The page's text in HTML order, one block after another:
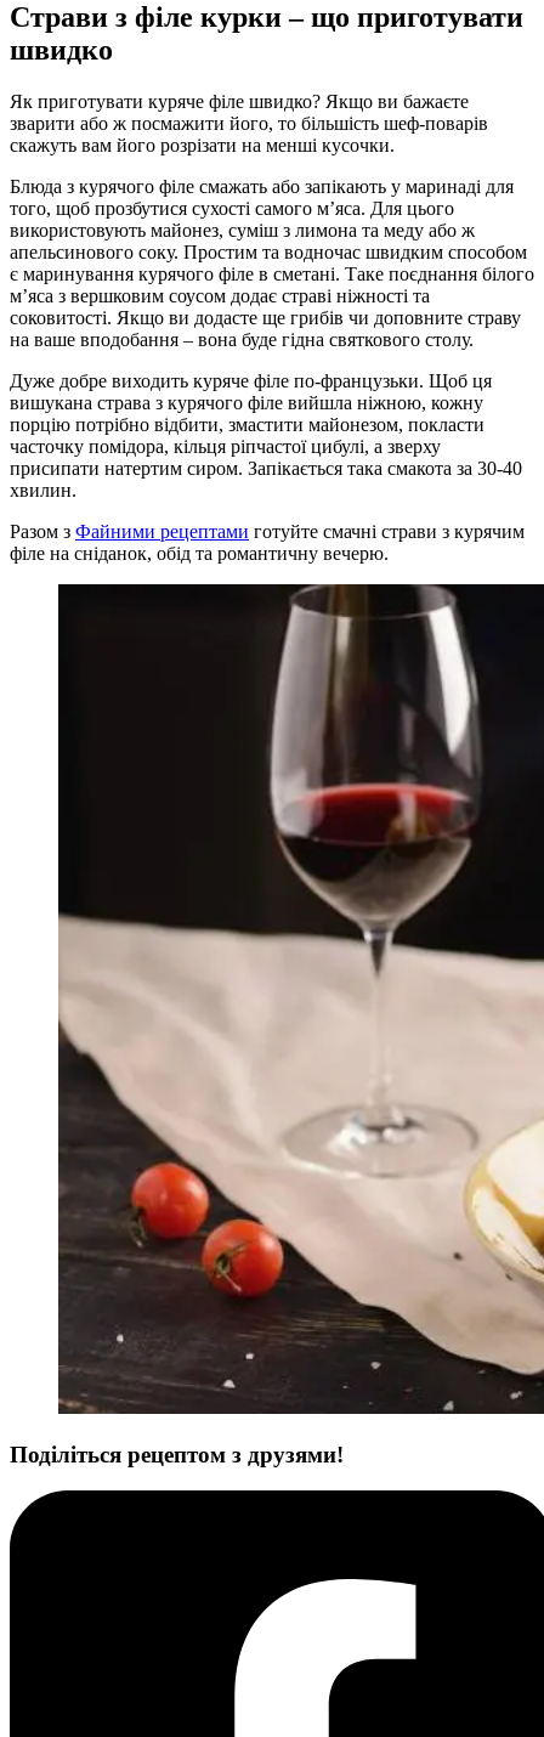
Страви з філе курки – що приготувати
швидко
Як приготувати куряче філе швидко? Якщо ви бажаєте
зварити або ж посмажити його, то більшість шеф-поварів
скажуть вам його розрізати на менші кусочки.
Блюда з курячого філе смажать або запікають у маринаді для
того, щоб прозбутися сухості самого м’яса. Для цього
використовують майонез, суміш з лимона та меду або ж
апельсинового соку. Простим та водночас швидким способом
є маринування курячого філе в сметані. Таке поєднання білого
м’яса з вершковим соусом додає страві ніжності та
соковитості. Якщо ви додасте ще грибів чи доповните страву
на ваше вподобання – вона буде гідна святкового столу.
Дуже добре виходить куряче філе по-французьки. Щоб ця
вишукана страва з курячого філе вийшла ніжною, кожну
порцію потрібно відбити, змастити майонезом, покласти
часточку помідора, кільця ріпчастої цибулі, а зверху
присипати натертим сиром. Запікається така смакота за 30-40
хвилин.
Разом з Файними рецептами готуйте смачні страви з курячим
філе на сніданок, обід та романтичну вечерю.
Поділіться рецептом з друзями!